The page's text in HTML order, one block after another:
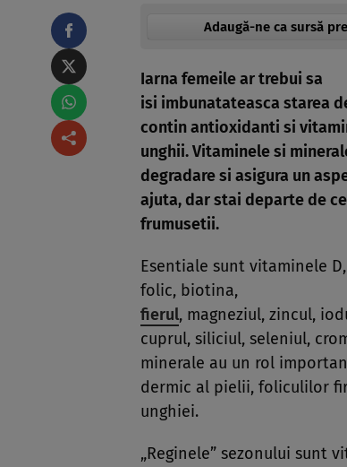
Adaugă-ne ca sursă
Iarna femeile ar trebui sa
isi imbunatateasca starea
contin antioxidanti si
unghii. Vitaminele si
degradare si asigura un
ajuta, dar stai departe de
frumusetii.
Esentiale sunt vitaminele D,
folic, biotina,
fierul, magneziul, zincul,
cuprul, siliciul, seleniul,
minerale au un rol
dermic al pielii, foliculilor
unghiei.
„Reginele” sezonului sunt